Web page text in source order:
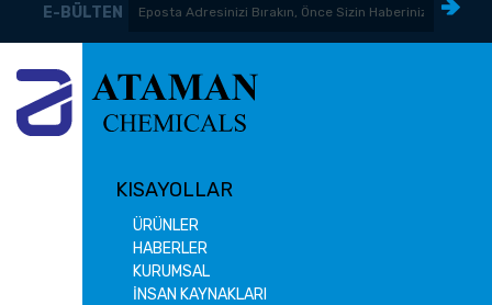
E-BÜLTEN
KISAYOLLAR
ÜRÜNLER
HABERLER
KURUMSAL
İNSAN KAYNAKLARI